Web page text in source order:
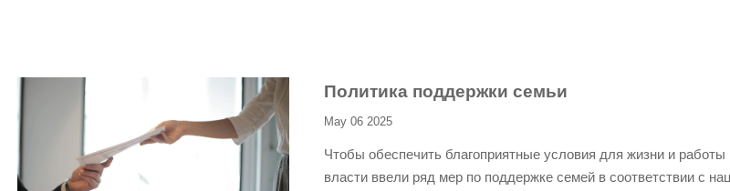
Политика поддержки семьи
May 06 2025
Чтобы обеспечить благоприятные условия для жизни и
власти ввели ряд мер по поддержке семей в соответствии с